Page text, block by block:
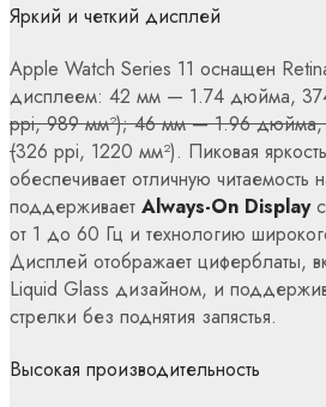
Яркий и четкий дисплей
Apple Watch Series 11 оснащен
дисплеем: 42 мм — 1.74 дюйма,
ppi, 989 мм²); 46 мм — 1.96 дюйма,
(326 ppi, 1220 мм²). Пиковая
обеспечивает отличную читаемость
поддерживает Always-On Displayс
от 1 до 60 Гц и технологию
Дисплей отображает циферблаты,
Liquid Glass дизайном, и
стрелки без поднятия запястья.
Высокая производительность